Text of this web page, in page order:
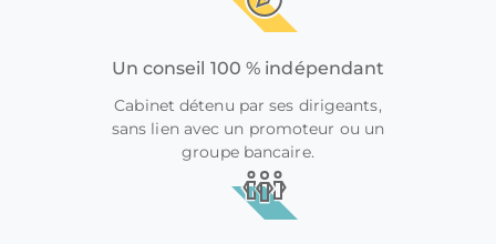
Un conseil 100 % indépendant
Cabinet détenu par ses dirigeants,
sans lien avec un promoteur ou un
groupe bancaire.